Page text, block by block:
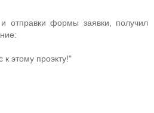
отправки формы заявки, получил
к этому проэкту!"